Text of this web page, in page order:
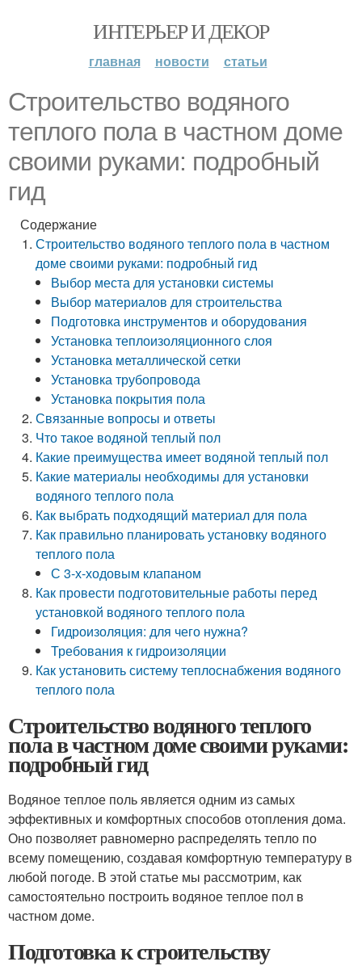
ИНТЕРЬЕР И ДЕКОР
главная новости статьи
Строительство водяного
теплого пола в частном доме
своими руками: подробный
гид
Содержание
Строительство водяного теплого пола в частном
доме своими руками: подробный гид
Выбор места для установки системы
Выбор материалов для строительства
Подготовка инструментов и оборудования
Установка теплоизоляционного слоя
Установка металлической сетки
Установка трубопровода
Установка покрытия пола
Связанные вопросы и ответы
Что такое водяной теплый пол
Какие преимущества имеет водяной теплый пол
Какие материалы необходимы для установки
водяного теплого пола
Как выбрать подходящий материал для пола
Как правильно планировать установку водяного
теплого пола
С 3-х-ходовым клапаном
Как провести подготовительные работы перед
установкой водяного теплого пола
Гидроизоляция: для чего нужна?
Требования к гидроизоляции
Как установить систему теплоснабжения водяного
теплого пола
Строительство водяного теплого
пола в частном доме своими руками:
подробный гид
Водяное теплое поль является одним из самых
эффективных и комфортных способов отопления дома.
Оно позволяет равномерно распределять тепло по
всему помещению, создавая комфортную температуру в
любой погоде. В этой статье мы рассмотрим, как
самостоятельно построить водяное теплое пол в
частном доме.
Подготовка к строительству